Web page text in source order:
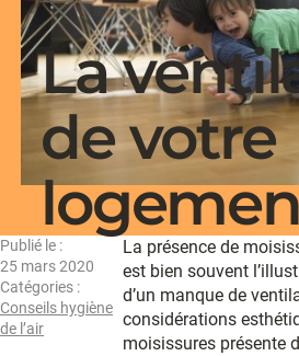
Contact
Devis
La
de votre
Publié le :
25 mars 2020
Catégories :
Conseils hygiène
de l’air
La présence de
est bien souvent
d’un manque de
considérations
moisissures présente